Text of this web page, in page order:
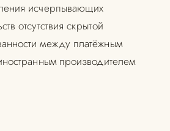
исчерпывающих
отсутствия скрытой
между платёжным
производителем